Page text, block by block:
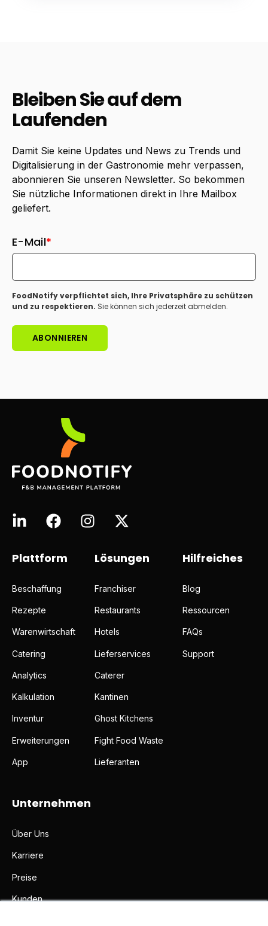
Bleiben Sie auf dem
Laufenden
Damit Sie keine Updates und News zu Trends und
Digitalisierung in der Gastronomie mehr verpassen,
abonnieren Sie unseren Newsletter. So bekommen
Sie nützliche Informationen direkt in Ihre Mailbox
geliefert.
E-Mail*
FoodNotify verpflichtet sich, Ihre Privatsphäre zu schützen
und zu respektieren. Sie können sich jederzeit abmelden.
Plattform
Beschaffung
Rezepte
Warenwirtschaft
Catering
Analytics
Kalkulation
Inventur
Erweiterungen
App
Lösungen
Franchiser
Restaurants
Hotels
Lieferservices
Caterer
Kantinen
Ghost Kitchens
Fight Food Waste
Lieferanten
Hilfreiches
Blog
Ressourcen
FAQs
Support
Unternehmen
Über Uns
Karriere
Preise
Kunden